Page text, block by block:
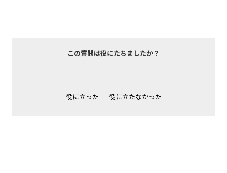
この質問は役にたちましたか？
役に立った 役に立たなかった